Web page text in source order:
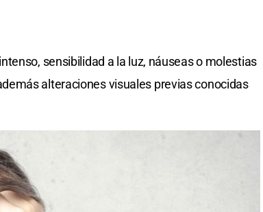
sensibilidad a la luz, náuseas o molestias
alteraciones visuales previas conocidas